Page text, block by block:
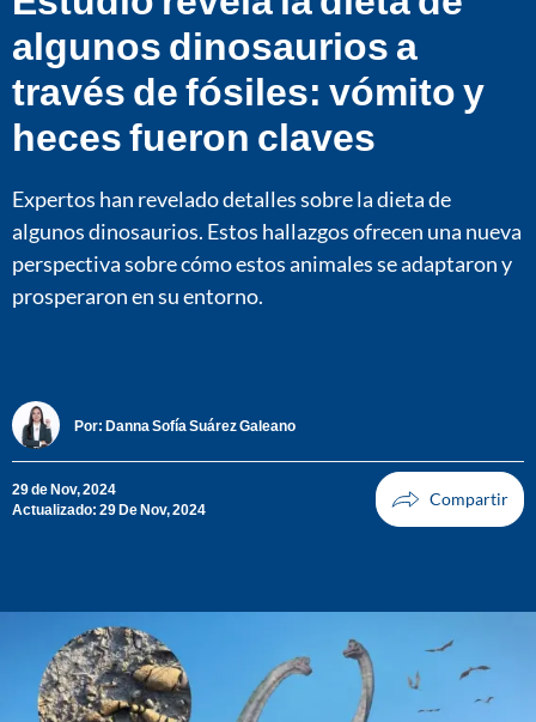
algunos dinosaurios a
través de fósiles: vómito y
heces fueron claves
Expertos han revelado detalles sobre la dieta de
algunos dinosaurios. Estos hallazgos ofrecen una nueva
perspectiva sobre cómo estos animales se adaptaron y
prosperaron en su entorno.
Por: Danna Sofía Suárez Galeano
29 de Nov, 2024
Actualizado: 29 De Nov, 2024